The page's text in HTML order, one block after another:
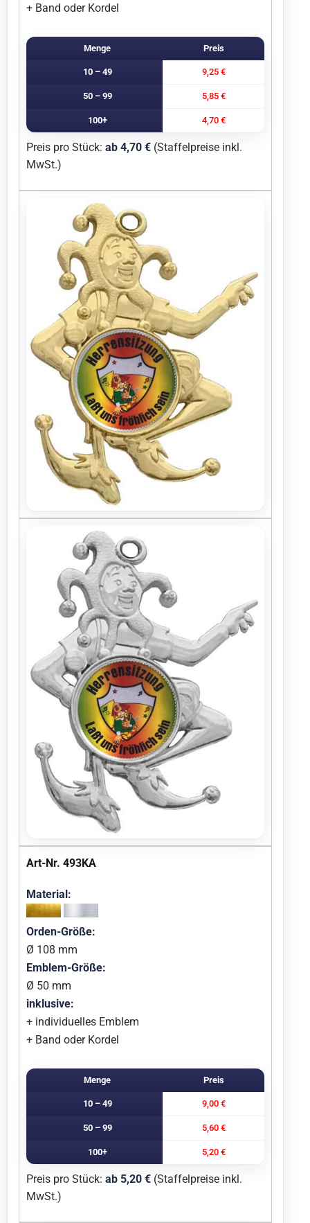
+ Band oder Kordel
Menge Preis
10 – 49 9,25 €
50 – 99 5,85 €
100+ 4,70 €
Preis pro Stück: ab 4,70 € (Staffelpreise inkl.
MwSt.)
Art-Nr. 493KA
Material:
Orden-Größe:
Ø 108 mm
Emblem-Größe:
Ø 50 mm
inklusive:
+ individuelles Emblem
+ Band oder Kordel
Menge Preis
10 – 49 9,00 €
50 – 99 5,60 €
100+ 5,20 €
Preis pro Stück: ab 5,20 € (Staffelpreise inkl.
MwSt.)